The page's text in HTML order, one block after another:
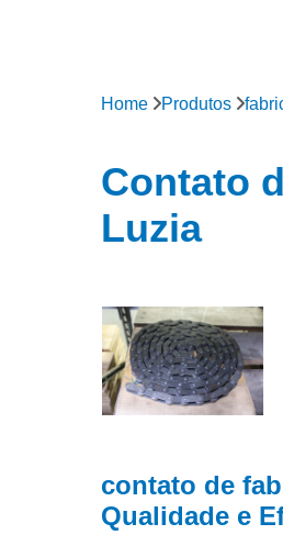
Home Produtos
Contato
Luzia
contato de
Qualidade e